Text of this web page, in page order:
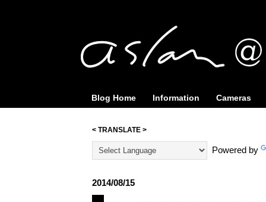
Blog Home Information Cameras
< TRANSLATE >
Powered by
2014/08/15